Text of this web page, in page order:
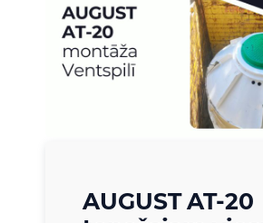
AUGUST AT-20